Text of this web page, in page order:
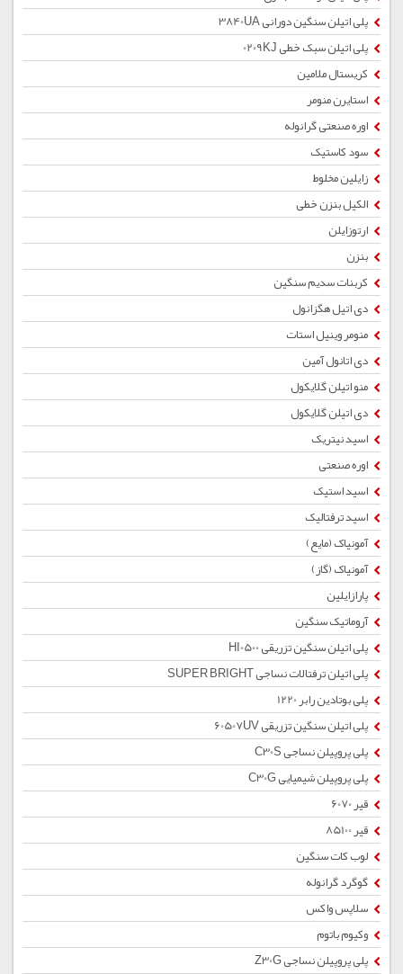
پلی اتیلن سنگین دورانی 3840UA
پلی اتیلن سبک خطی 0209KJ
کریستال ملامین
استایرن منومر
اوره صنعتی گرانوله
سود کاستیک
زایلین مخلوط
الکیل بنزن خطی
ارتوزایلن
بنزن
کربنات سدیم سنگین
دی اتیل هگزانول
منومر وینیل استات
دی اتانول آمین
منو اتیلن گلایکول
دی اتیلن گلایکول
اسید نیتریک
اوره صنعتی
اسید استیک
اسید ترفتالیک
آمونیاک (مایع)
آمونیاک (گاز)
پارازایلین
آروماتیک سنگین
پلی اتیلن سنگین تزریقی HI0500
پلی اتیلن ترفتالات نساجی SUPER BRIGHT
پلی بوتادین رابر 1220
پلی اتیلن سنگین تزریقی 60507UV
پلی پروپیلن نساجی C30S
پلی پروپیلن شیمیایی C30G
قیر 6070
قیر 85100
لوب کات سنگین
گوگرد گرانوله
سلاپس واکس
وکیوم باتوم
پلی پروپیلن نساجی Z30G